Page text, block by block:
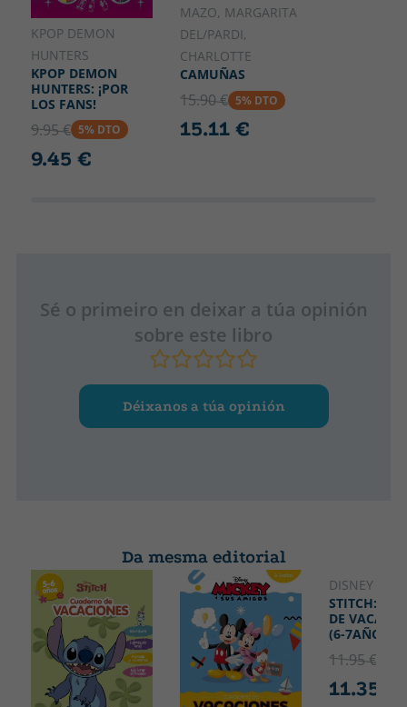
KPOP DEMON
HUNTERS
KPOP DEMON
HUNTERS: ¡POR
LOS FANS!
9.95 € 5% DTO
9.45 €
MAZO, MARGARITA
DEL/PARDI,
CHARLOTTE
CAMUÑAS
15.90 € 5% DTO
15.11 €
Sé o primeiro en deixar a túa opinión
sobre este libro
Déixanos a túa opinión
Da mesma editorial
DISNEY
DE
(6-7AÑOS)
11.95 €
11.35 €